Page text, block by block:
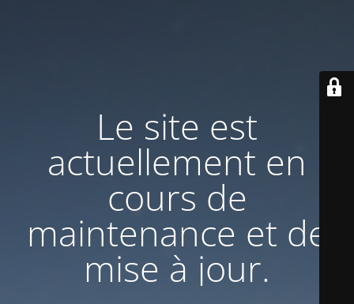
Le site est
actuellement en
cours de
maintenance et de
mise à jour.